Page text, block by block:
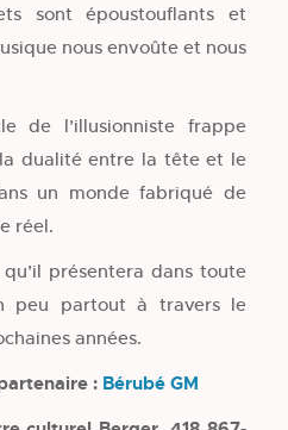
sont époustouflants et
nous envoûte et nous
de l’illusionniste frappe
dualité entre la tête et le
un monde fabriqué de
réel.
présentera dans toute
peu partout à travers le
années.
: Bérubé GM